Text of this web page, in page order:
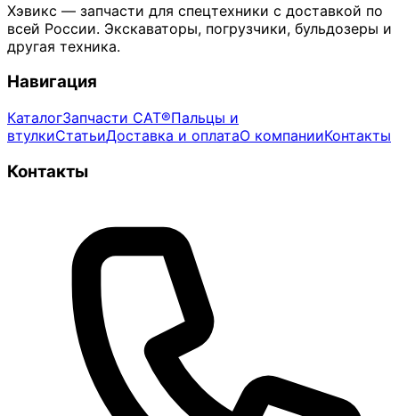
Хэвикс — запчасти для спецтехники с доставкой по
всей России. Экскаваторы, погрузчики, бульдозеры и
другая техника.
Навигация
КаталогЗапчасти CAT®Пальцы и
втулкиСтатьиДоставка и оплатаО компанииКонтакты
Контакты